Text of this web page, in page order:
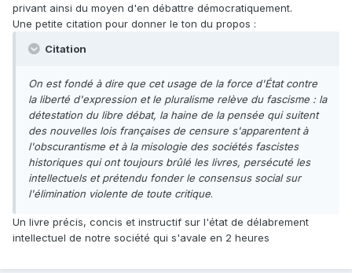
privant ainsi du moyen d'en débattre démocratiquement.
Une petite citation pour donner le ton du propos :
Citation
On est fondé à dire que cet usage de la force d'État contre
la liberté d'expression et le pluralisme relève du fascisme : la
détestation du libre débat, la haine de la pensée qui suitent
des nouvelles lois françaises de censure s'apparentent à
l'obscurantisme et à la misologie des sociétés fascistes
historiques qui ont toujours brûlé les livres, persécuté les
intellectuels et prétendu fonder le consensus social sur
l'élimination violente de toute critique.
Un livre précis, concis et instructif sur l'état de délabrement
intellectuel de notre société qui s'avale en 2 heures